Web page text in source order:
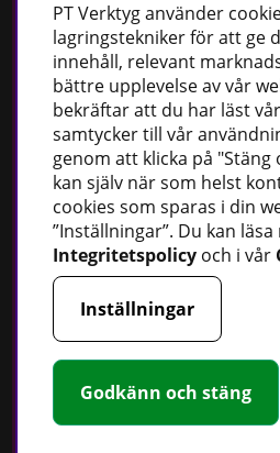
Köpvillkor
Dataskyddspolicy
Bästsäljare
Fordonsbelysning
Uppvärmning
Fettsprutor
Strömförsörjning
Handskar
PTVerktyg använder
lagringstekniker för att ge
innehåll, relevant
bättre upplevelse av vår
bekräftar att du har läst
samtycker till vår
genom att klicka på "Stäng
kan själv när som helst
cookies som sparas i din
”Inställningar”. Du kan
Integritetspolicy och i vår
Inställningar
Godkänn och stäng